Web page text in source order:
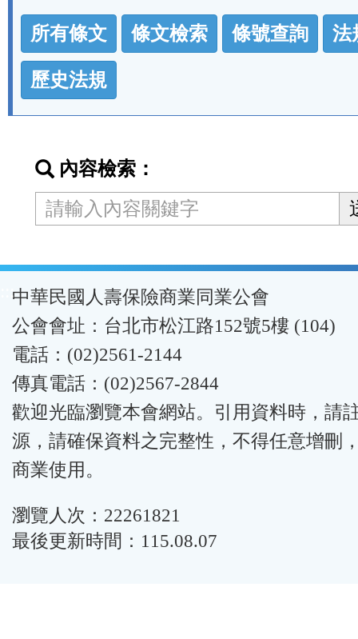
法
規
功
能
按
區
所有條文 條文檢索 條號查詢 法
歷史法規
內容檢索：
:::中華民國人壽保險商業同業公會
公會會址：台北市松江路152號5樓 (104)
電話：(02)2561-2144
傳真電話：(02)2567-2844
歡迎光臨瀏覽本會網站。引用資料時，請
源，請確保資料之完整性，不得任意增刪
商業使用。
瀏覽人次：22261821
最後更新時間：115.08.07